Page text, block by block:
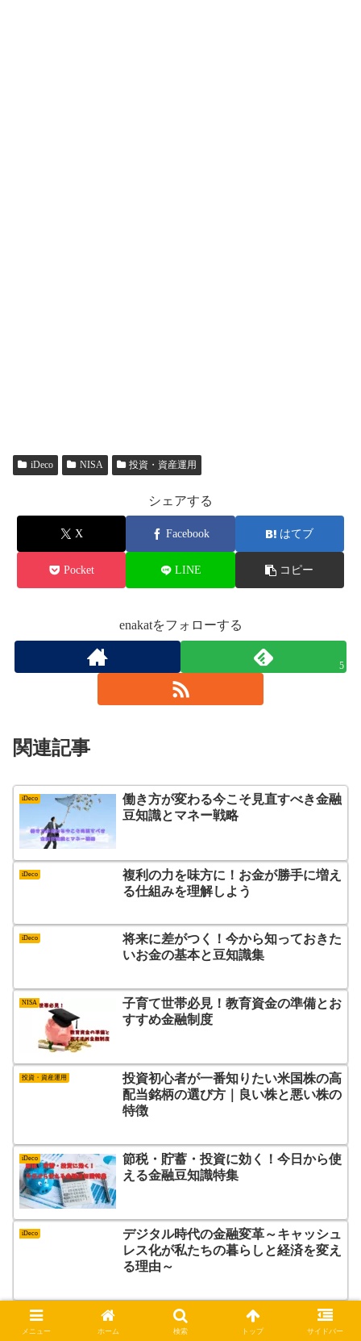
iDeco NISA 投資・資産運用
シェアする
X Facebook はてブ
Pocket LINE コピー
enakatをフォローする
5
関連記事
iDeco
働き方が変わる今こそ見直すべき金融
豆知識とマネー戦略
iDeco
複利の力を味方に！お金が勝手に増え
る仕組みを理解しよう
iDeco
将来に差がつく！今から知っておきた
いお金の基本と豆知識集
NISA
子育て世帯必見！教育資金の準備とお
すすめ金融制度
投資・資産運用
投資初心者が一番知りたい米国株の高
配当銘柄の選び方｜良い株と悪い株の
特徴
iDeco
節税・貯蓄・投資に効く！今日から使
える金融豆知識特集
iDeco
デジタル時代の金融変革～キャッシュ
レス化が私たちの暮らしと経済を変え
る理由～
iDeco
家計改善のプロが教える！月3万円節
約できる金融テクニック
メニュー ホーム 検索 トップ サイドバー